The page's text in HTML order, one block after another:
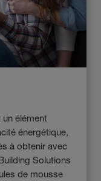
élément
énergétique,
à obtenir avec
Solutions
de mousse